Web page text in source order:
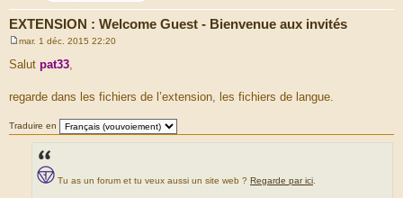
EXTENSION : Welcome Guest - Bienvenue aux invités
e
s
g
mar. 1 déc. 2015 22:20
Salut pat33,
regarde dans les fichiers de l’extension, les fichiers de langue.
Traduire en
Tu as un forum et tu veux aussi un site web ? Regarde par ici